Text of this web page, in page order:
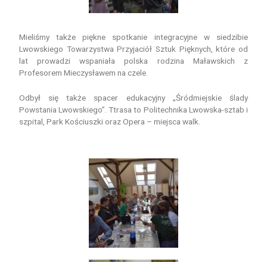
Mieliśmy także piękne spotkanie integracyjne w siedzibie
Lwowskiego Towarzystwa Przyjaciół Sztuk Pięknych, które od
lat prowadzi wspaniała polska rodzina Maławskich z
Profesorem Mieczysławem na czele.
Odbył się także spacer edukacyjny „Śródmiejskie ślady
Powstania Lwowskiego”. Ttrasa to Politechnika Lwowska-sztab i
szpital, Park Kościuszki oraz Opera – miejsca walk.